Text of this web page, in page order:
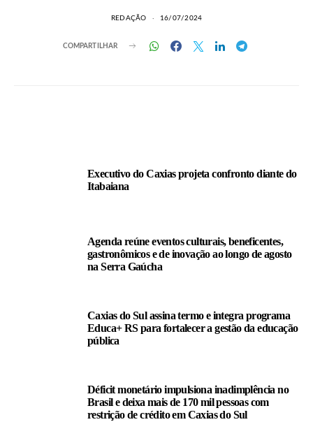
REDAÇÃO 16/07/2024
COMPARTILHAR
Executivo do Caxias projeta confronto diante do
Itabaiana
Agenda reúne eventos culturais, beneficentes,
gastronômicos e de inovação ao longo de agosto
na Serra Gaúcha
Caxias do Sul assina termo e integra programa
Educa+ RS para fortalecer a gestão da educação
pública
Déficit monetário impulsiona inadimplência no
Brasil e deixa mais de 170 mil pessoas com
restrição de crédito em Caxias do Sul